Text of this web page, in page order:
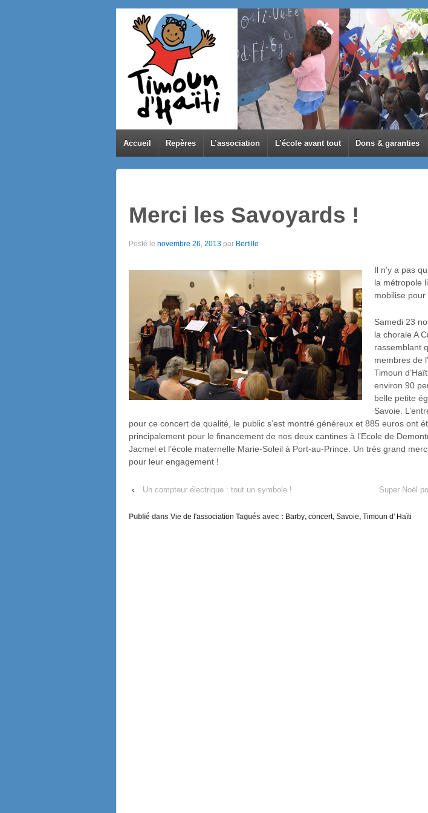
Accueil Repères L’association L’école avant tout Dons & garanties
Merci les Savoyards !
Posté le novembre 26, 2013 par Bertille
Il n’y a pas
la métropole
mobilise pour
Samedi 23
la chorale A
rassemblant
membres de
Timoun
environ 90
belle petite
Savoie.
pour ce concert de qualité, le public s’est montré généreux et 885 euros ont
principalement pour le financement de nos deux cantines à l’Ecole de
Jacmel et l’école maternelle Marie-Soleil à Port-au-Prince. Un très grand
pour leur engagement !
‹ Un compteur électrique : tout un symbole ! Super Noël
Publié dans Vie de l'association Tagués avec : Barby, concert, Savoie, Timoun d' Haïti